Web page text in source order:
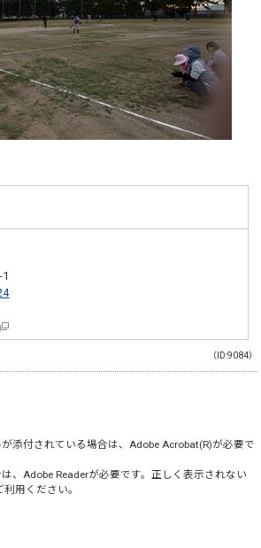
（ID:9084）
添付されている場合は、 Adobe Acrobat(R)が必要で
、 Adobe Readerが必要です。正しく表示されない
用ください。